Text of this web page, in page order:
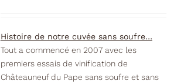
Histoire de notre cuvée sans soufre…
Tout a commencé en 2007 avec les
premiers essais de vinification de
Châteauneuf du Pape sans soufre et sans